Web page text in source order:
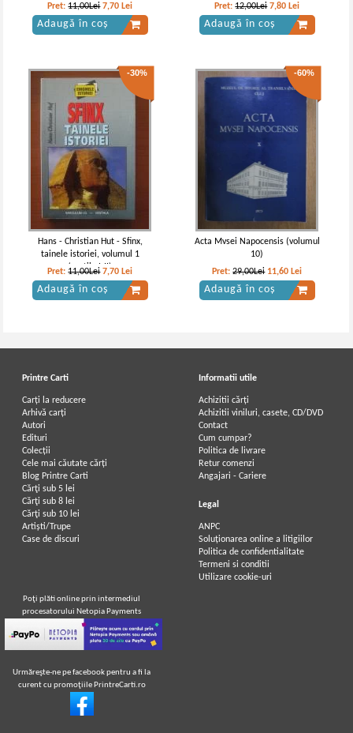
Pret:11,00Lei 7,70 Lei
Adaugă în coș
Pret:12,00Lei 7,80 Lei
Adaugă în coș
-30%
Hans - Christian Hut - Sfinx,
tainele istoriei, volumul 1
(partile I-II)
Pret:11,00Lei 7,70 Lei
Adaugă în coș
-60%
Acta Mvsei Napocensis (volumul
10)
Pret:29,00Lei 11,60 Lei
Adaugă în coș
Printre Carti
Carți la reducere
Arhivă carți
Autori
Edituri
Colecții
Cele mai căutate cărți
Blog Printre Carti
Cărţi sub 5 lei
Cărţi sub 8 lei
Cărţi sub 10 lei
Artiști/Trupe
Case de discuri
Informatii utile
Achizitii cărți
Achizitii viniluri, casete, CD/DVD
Contact
Cum cumpar?
Politica de livrare
Retur comenzi
Angajari - Cariere
Legal
ANPC
Soluționarea online a litigiilor
Politica de confidentialitate
Termeni si conditii
Utilizare cookie-uri
Poţi plăti online prin intermediul
procesatorului Netopia Payments
Urmăreşte-ne pe facebook pentru a fi la
curent cu promoţiile PrintreCarti.ro